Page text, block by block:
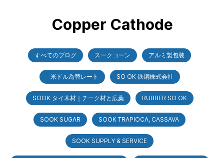
Copper Cathode
すべてのブログ スークコーン アルミ製包装
- 米ドル為替レート SO OK 鉄鋼株式会社
SOOK タイ木材｜チーク材と広葉 RUBBER SO OK
SOOK SUGAR SOOK TRAPIOCA, CASSAVA
SOOK SUPPLY & SERVICE